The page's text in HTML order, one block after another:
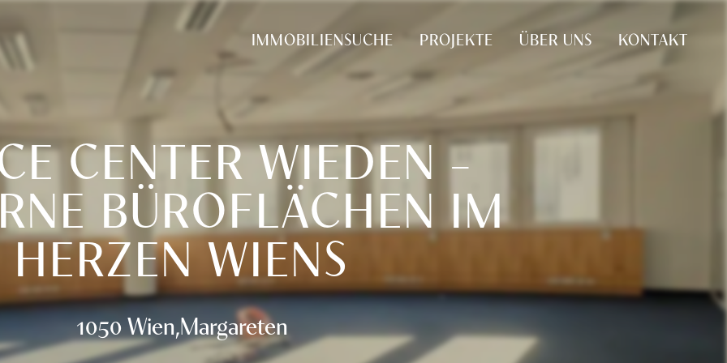
IMMOBILIENSUCHE PROJEKTE ÜBER UNS KONTAKT
CENTER WIEDEN –
BÜROFLÄCHEN IM
HERZEN WIENS
1050 Wien,Margareten